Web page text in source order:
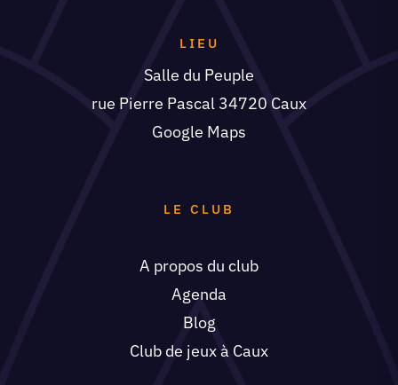
LIEU
Salle du Peuple
rue Pierre Pascal 34720 Caux
Google Maps
LE CLUB
A propos du club
Agenda
Blog
Club de jeux à Caux